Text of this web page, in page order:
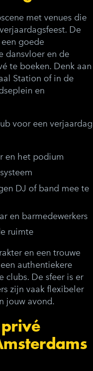
met venues die
De
goede
dansvloer en de
te boeken. Denk aan
Station of in de
en
voor een verjaardag
en het podium
DJ of band mee te
en barmedewerkers
ruimte
en een trouwe
authentiekere
clubs. De sfeer is er
zijn vaak flexibeler
jouw avond.